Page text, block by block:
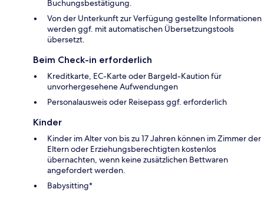
Buchungsbestätigung.
Von der Unterkunft zur Verfügung gestellte Informationen
werden ggf. mit automatischen Übersetzungstools
übersetzt.
Beim Check-in erforderlich
Kreditkarte, EC-Karte oder Bargeld-Kaution für
unvorhergesehene Aufwendungen
Personalausweis oder Reisepass ggf. erforderlich
Kinder
Kinder im Alter von bis zu 17 Jahren können im Zimmer der
Eltern oder Erziehungsberechtigten kostenlos
übernachten, wenn keine zusätzlichen Bettwaren
angefordert werden.
Babysitting*